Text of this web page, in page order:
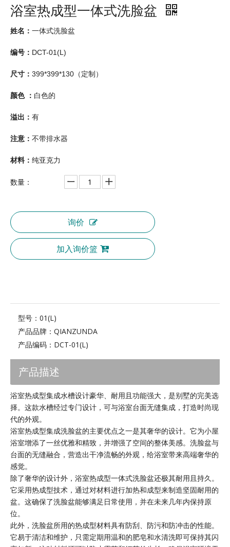
浴室热成型一体式洗脸盆
姓名： 一体式洗脸盆
编号： DCT-01(L)
尺寸： 399*399*130（定制）
颜色 ： 白色的
溢出： 有
注意： 不带排水器
材料： 纯亚克力
数量：
询价
加入询价篮
型号： 01(L)
产品品牌： QIANZUNDA
产品编码： DCT-01(L)
产品描述
浴室热成型集成水槽设计豪华、耐用且功能强大，是别墅的完美选
择。这款水槽经过专门设计，可与浴室台面无缝集成，打造时尚现
代的外观。
浴室热成型集成洗脸盆的主要优点之一是其奢华的设计。它为小屋
浴室增添了一丝优雅和精致，并增强了空间的整体美感。洗脸盆与
台面的无缝融合，营造出干净流畅的外观，给浴室带来高端奢华的
感觉。
除了奢华的设计外，浴室热成型一体式洗脸盆还极其耐用且持久。
它采用热成型技术，通过对材料进行加热和成型来制造坚固耐用的
盆。这确保了洗脸盆能够满足日常使用，并在未来几年内保持原
位。
此外，洗脸盆所用的热成型材料具有防刮、防污和防冲击的性能。
它易于清洁和维护，只需定期用温和的肥皂和水清洗即可保持其闪